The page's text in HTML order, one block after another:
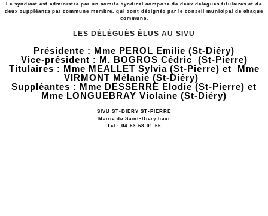
Le syndicat est administré par un comité syndical composé de deux délégués titulaires et de
deux suppléants par commune membre, qui sont désignés par le conseil municipal de chaque
commune.
LES DÉLÉGUÉS ÉLUS AU SIVU
Présidente : Mme PEROL Emilie (St-Diéry)
Vice-président : M. BOGROS Cédric (St-Pierre)
Titulaires : Mme MEALLET Sylvia (St-Pierre) et Mme
VIRMONT Mélanie (St-Diéry)
Suppléantes : Mme DESSERRE Elodie (St-Pierre) et
Mme LONGUEBRAY Violaine (St-Diéry)
SIVU ST-DIERY ST-PIERRE
Mairie de Saint-Diéry haut
Tél : 04-63-68-01-66